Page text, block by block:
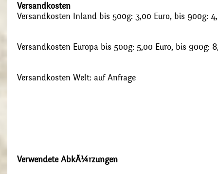
Versandkosten
Versandkosten Inland bis 500g: 3,00 Euro, bis 900g:
Versandkosten Europa bis 500g: 5,00 Euro, bis 900g:
Versandkosten Welt: auf Anfrage
Verwendete AbkÃ¼rzungen